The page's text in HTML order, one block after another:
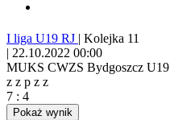
I liga U19 RJ | Kolejka 11
| 22.10.2022 00:00
MUKS CWZS Bydgoszcz U19
z z p z z
7 : 4
Pokaż wynik